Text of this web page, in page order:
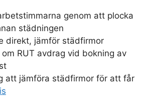
genom att plocka
städningen
direkt, jämför städfirmor
RUT avdrag vid bokning av
att jämföra städfirmor för att får